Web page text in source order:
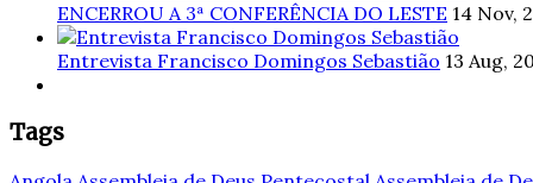
ENCERROU A 3ª CONFERÊNCIA DO LESTE 14 Nov,
Entrevista Francisco Domingos Sebastião 13 Aug,
Tags